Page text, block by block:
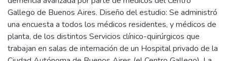
Gallego de Buenos Aires. Diseño del estudio: Se administró
una encuesta a todos los médicos residentes, y médicos de
planta, de los distintos Servicios clínico-quirúrgicos que
trabajan en salas de internación de un Hospital privado de la